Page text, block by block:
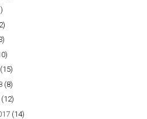
(15)
(8)
(12)
(14)